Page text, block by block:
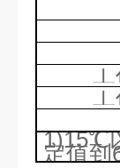
1)15℃
定值到